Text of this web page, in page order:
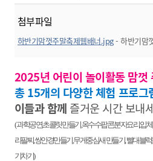
첨부파일
하반기맘껏주말축제웹배너.jpg- 하반기맘
2025년 어린이 놀이활동 맘껏
총 15개의 다양한 체험 프로그
이들과 함께 즐거운 시간 보내
(과학공연,초콜릿 만들기,옥수수팝콘,분자요리,입체
리팔찌,쌍안경만들기,무게중심새 만들기, 빨대블
기차기)